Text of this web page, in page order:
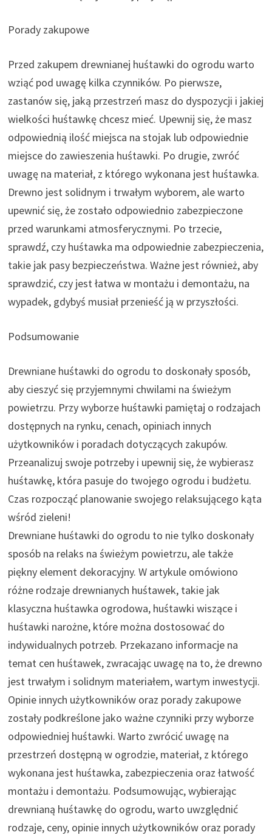
Porady zakupowe
Przed zakupem drewnianej huśtawki do ogrodu warto
wziąć pod uwagę kilka czynników. Po pierwsze,
zastanów się, jaką przestrzeń masz do dyspozycji i jakiej
wielkości huśtawkę chcesz mieć. Upewnij się, że masz
odpowiednią ilość miejsca na stojak lub odpowiednie
miejsce do zawieszenia huśtawki. Po drugie, zwróć
uwagę na materiał, z którego wykonana jest huśtawka.
Drewno jest solidnym i trwałym wyborem, ale warto
upewnić się, że zostało odpowiednio zabezpieczone
przed warunkami atmosferycznymi. Po trzecie,
sprawdź, czy huśtawka ma odpowiednie zabezpieczenia,
takie jak pasy bezpieczeństwa. Ważne jest również, aby
sprawdzić, czy jest łatwa w montażu i demontażu, na
wypadek, gdybyś musiał przenieść ją w przyszłości.
Podsumowanie
Drewniane huśtawki do ogrodu to doskonały sposób,
aby cieszyć się przyjemnymi chwilami na świeżym
powietrzu. Przy wyborze huśtawki pamiętaj o rodzajach
dostępnych na rynku, cenach, opiniach innych
użytkowników i poradach dotyczących zakupów.
Przeanalizuj swoje potrzeby i upewnij się, że wybierasz
huśtawkę, która pasuje do twojego ogrodu i budżetu.
Czas rozpocząć planowanie swojego relaksującego kąta
wśród zieleni!
Drewniane huśtawki do ogrodu to nie tylko doskonały
sposób na relaks na świeżym powietrzu, ale także
piękny element dekoracyjny. W artykule omówiono
różne rodzaje drewnianych huśtawek, takie jak
klasyczna huśtawka ogrodowa, huśtawki wiszące i
huśtawki narożne, które można dostosować do
indywidualnych potrzeb. Przekazano informacje na
temat cen huśtawek, zwracając uwagę na to, że drewno
jest trwałym i solidnym materiałem, wartym inwestycji.
Opinie innych użytkowników oraz porady zakupowe
zostały podkreślone jako ważne czynniki przy wyborze
odpowiedniej huśtawki. Warto zwrócić uwagę na
przestrzeń dostępną w ogrodzie, materiał, z którego
wykonana jest huśtawka, zabezpieczenia oraz łatwość
montażu i demontażu. Podsumowując, wybierając
drewnianą huśtawkę do ogrodu, warto uwzględnić
rodzaje, ceny, opinie innych użytkowników oraz porady